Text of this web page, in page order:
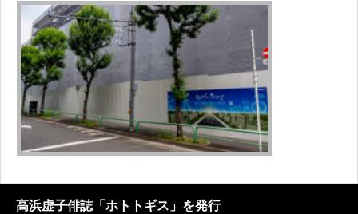
高浜虚子俳誌「ホトトギス」を発行